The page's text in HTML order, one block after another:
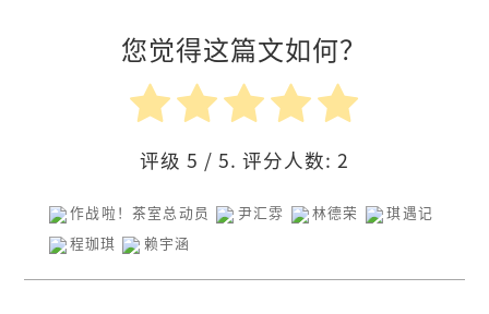
您觉得这篇文如何？
评级 5 / 5. 评分人数: 2
作战啦！茶室总动员 尹汇雰 林德荣
琪遇记
程珈琪
赖宇涵